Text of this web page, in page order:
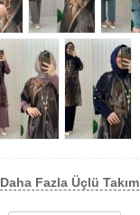
Daha Fazla Üçlü Takım